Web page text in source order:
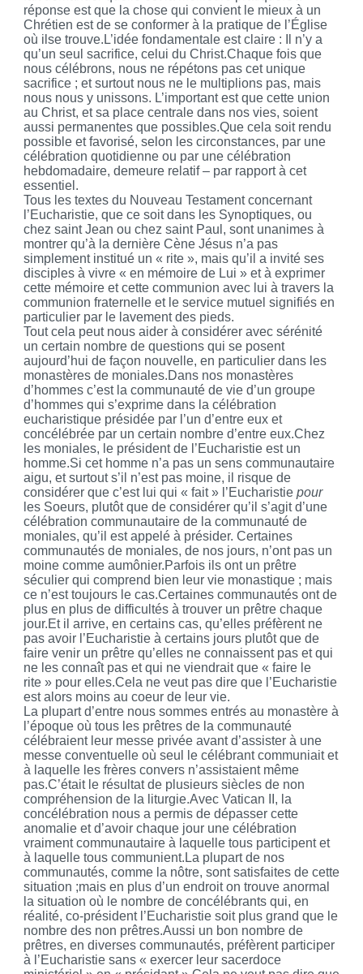
réponse est que la chose qui convient le mieux à un
Chrétien est de se conformer à la pratique de l’Église
où ilse trouve.L’idée fondamentale est claire : Il n’y a
qu’un seul sacrifice, celui du Christ.Chaque fois que
nous célébrons, nous ne répétons pas cet unique
sacrifice ; et surtout nous ne le multiplions pas, mais
nous nous y unissons. L’important est que cette union
au Christ, et sa place centrale dans nos vies, soient
aussi permanentes que possibles.Que cela soit rendu
possible et favorisé, selon les circonstances, par une
célébration quotidienne ou par une célébration
hebdomadaire, demeure relatif – par rapport à cet
essentiel.
Tous les textes du Nouveau Testament concernant
l’Eucharistie, que ce soit dans les Synoptiques, ou
chez saint Jean ou chez saint Paul, sont unanimes à
montrer qu’à la dernière Cène Jésus n’a pas
simplement institué un « rite », mais qu’il a invité ses
disciples à vivre « en mémoire de Lui » et à exprimer
cette mémoire et cette communion avec lui à travers la
communion fraternelle et le service mutuel signifiés en
particulier par le lavement des pieds.
Tout cela peut nous aider à considérer avec sérénité
un certain nombre de questions qui se posent
aujourd’hui de façon nouvelle, en particulier dans les
monastères de moniales.Dans nos monastères
d’hommes c’est la communauté de vie d’un groupe
d’hommes qui s’exprime dans la célébration
eucharistique présidée par l’un d’entre eux et
concélébrée par un certain nombre d’entre eux.Chez
les moniales, le président de l’Eucharistie est un
homme.Si cet homme n’a pas un sens communautaire
aigu, et surtout s’il n’est pas moine, il risque de
considérer que c’est lui qui « fait » l’Eucharistie pour
les Soeurs, plutôt que de considérer qu’il s’agit d’une
célébration communautaire de la communauté de
moniales, qu’il est appelé à présider. Certaines
communautés de moniales, de nos jours, n’ont pas un
moine comme aumônier.Parfois ils ont un prêtre
séculier qui comprend bien leur vie monastique ; mais
ce n’est toujours le cas.Certaines communautés ont de
plus en plus de difficultés à trouver un prêtre chaque
jour.Et il arrive, en certains cas, qu’elles préfèrent ne
pas avoir l’Eucharistie à certains jours plutôt que de
faire venir un prêtre qu’elles ne connaissent pas et qui
ne les connaît pas et qui ne viendrait que « faire le
rite » pour elles.Cela ne veut pas dire que l’Eucharistie
est alors moins au coeur de leur vie.
La plupart d’entre nous sommes entrés au monastère à
l’époque où tous les prêtres de la communauté
célébraient leur messe privée avant d’assister à une
messe conventuelle où seul le célébrant communiait et
à laquelle les frères convers n’assistaient même
pas.C’était le résultat de plusieurs siècles de non
compréhension de la liturgie.Avec Vatican II, la
concélébration nous a permis de dépasser cette
anomalie et d’avoir chaque jour une célébration
vraiment communautaire à laquelle tous participent et
à laquelle tous communient.La plupart de nos
communautés, comme la nôtre, sont satisfaites de cette
situation ;mais en plus d’un endroit on trouve anormal
la situation où le nombre de concélébrants qui, en
réalité, co-président l’Eucharistie soit plus grand que le
nombre des non prêtres.Aussi un bon nombre de
prêtres, en diverses communautés, préfèrent participer
à l’Eucharistie sans « exercer leur sacerdoce